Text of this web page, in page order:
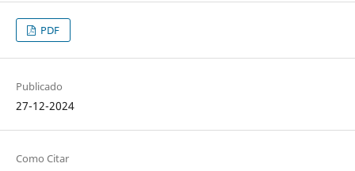
PDF
Publicado
27-12-2024
Como Citar